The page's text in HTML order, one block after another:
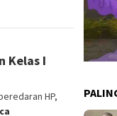
Kelas I
HP,